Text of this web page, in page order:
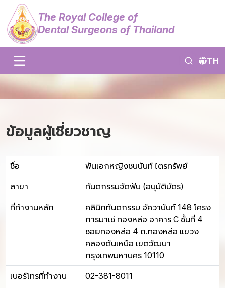
The Royal College of
Dental Surgeons of Thailand
TH
ข้อมูลผู้เชี่ยวชาญ
ชื่อ พันเอกหญิงชนนันท์ ไตรทรัพย์
สาขา ทันตกรรมจัดฟัน (อนุมัติบัตร)
ที่ทำงานหลัก
คลินิกทันตกรรม อัศวานันท์ 148 โครง
การมาเช่ ทองหล่อ อาคาร C ชั้นที่ 4
ซอยทองหล่อ 4 ถ.ทองหล่อ แขวง
คลองตันเหนือ เขตวัฒนา
กรุงเทพมหานคร 10110
เบอร์โทรที่ทำงาน 02-381-8011